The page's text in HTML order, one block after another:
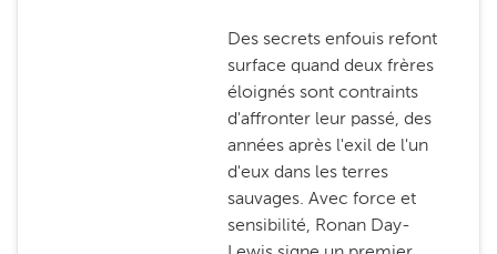
Des secrets enfouis refont
surface quand deux frères
éloignés sont contraints
d'affronter leur passé, des
années après l'exil de l'un
d'eux dans les terres
sauvages. Avec force et
sensibilité, Ronan Day-